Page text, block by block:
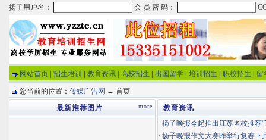
网站首页 招生培训 教育资讯 高校招生 出国留学 培训招生 职校招生 留
您当前的位置： 传媒广告网 → 首页
教育资讯
· 扬子晚报今起推出江苏名校推荐“
· 扬子晚报作文大赛昨举行复赛下
more
最新推荐图片